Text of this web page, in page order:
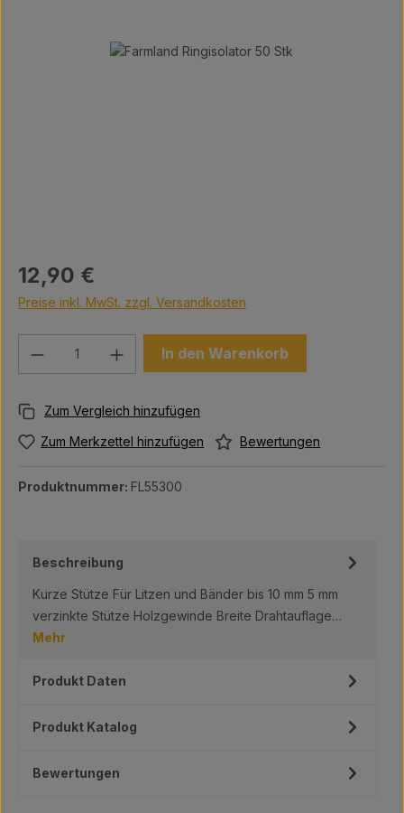
Bildergalerie überspringen
Regulärer Preis:
12,90 €
Preise inkl. MwSt. zzgl. Versandkosten
Produkt Anzahl: Gib den
In den Warenkorb
Zum Merkzettel hinzufügen Bewertungen
Produktnummer: FL55300
Beschreibung
Kurze Stütze Für Litzen und Bänder bis 10 mm 5 mm
verzinkte Stütze Holzgewinde Breite Drahtauflage…
Mehr
Produkt Daten
Produkt Katalog
Bewertungen